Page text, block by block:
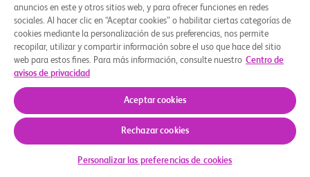
© 2026 Bristol-Myers Squibb Company
anuncios en este y otros sitios web, y para ofrecer funciones en redes
sociales. Al hacer clic en “Aceptar cookies” o habilitar ciertas categorías de
cookies mediante la personalización de sus preferencias, nos permite
recopilar, utilizar y compartir información sobre el uso que hace del sitio
web para estos fines. Para más información, consulte nuestro Centro de
avisos de privacidad
Aceptar cookies
Rechazar cookies
Personalizar las preferencias de cookies